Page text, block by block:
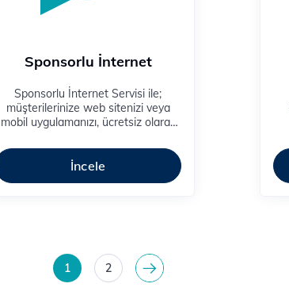
Sponsorlu İnternet
Sponsorlu İnternet Servisi ile;
müşterilerinize web sitenizi veya
mobil uygulamanızı, ücretsiz olarak
daha olumlu bir müşteri deneyimi
yaşatabilirsiniz.
İncele
1 2 >